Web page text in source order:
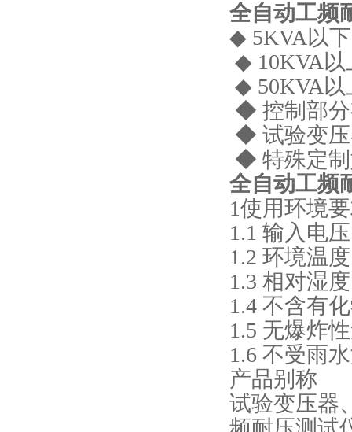
全自动工频
◆ 5KVA以
◆ 10KVA以
◆ 50KVA以
◆ 控制部分
◆ 试验变压
◆ 特殊定
全自动工频
1使用环境
1.1 输入电
1.2 环境温
1.3 相对湿
1.4 不含有
1.5 无爆炸
1.6 不受雨
产品别称
试验变压器